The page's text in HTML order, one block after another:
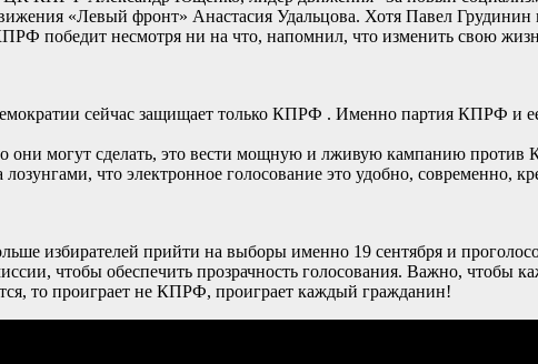
«Левый фронт» Анастасия Удальцова. Хотя Павел
победит несмотря ни на что, напомнил, что изменить свою
сейчас защищает только КПРФ . Именно партия КПРФ и
они могут сделать, это вести мощную и лживую кампанию
что электронное голосование это удобно, современно,
избирателей прийти на выборы именно 19 сентября и
чтобы обеспечить прозрачность голосования. Важно, чтобы
то проиграет не КПРФ, проиграет каждый гражданин!